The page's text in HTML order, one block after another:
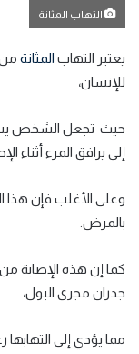
التهاب المثانة
يعتبر التهاب المثانة من
للإنسان،
حيث تجعل الشخص
إلى يرافق المرء أثناء
وعلى الأغلب فإن هذا
بالمرض.
كما إن هذه الإصابة من
جدران مجرى البول،
مما يؤدي إلى